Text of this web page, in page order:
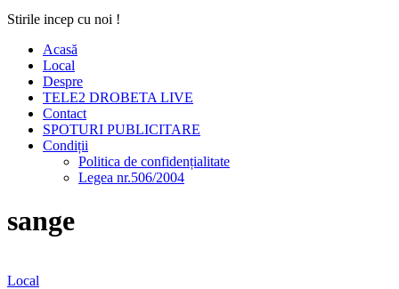
Stirile incep cu noi !
Acasă
Local
Despre
TELE2 DROBETA LIVE
Contact
SPOTURI PUBLICITARE
Condiții
Politica de confidențialitate
Legea nr.506/2004
sange
Local